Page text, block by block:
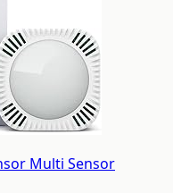
Multi Sensor